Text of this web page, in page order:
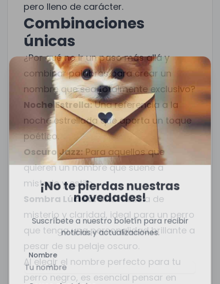
pero lleno de carácter.
Combinaciones
únicas
¿Por qué no ir un paso más allá y
combinar palabras para crear un
nombre que sea totalmente exclusivo?
Noche Estrella:Una referencia a la
noche estrellada que aporta un toque
poético.
Oscuro Jazz:Para aquellos que
quieren un nombre que suene a
misterio y estilo.
Sombra Lúcida:Una mezcla de
misterio y claridad, ideal para un perro
que tenga una personalidad brillante a
pesar de su pelaje oscuro.
Al elegir el nombre perfecto para tu
perro negro, es esencial pensar en
¡No te pierdas nuestras
novedades!
Suscríbete a nuestro boletín para recibir
noticias y actualizaciones.
Nombre